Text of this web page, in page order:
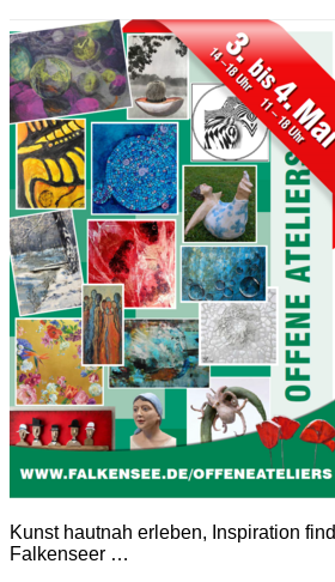
Kunst hautnah erleben, Inspiration
Falkenseer …